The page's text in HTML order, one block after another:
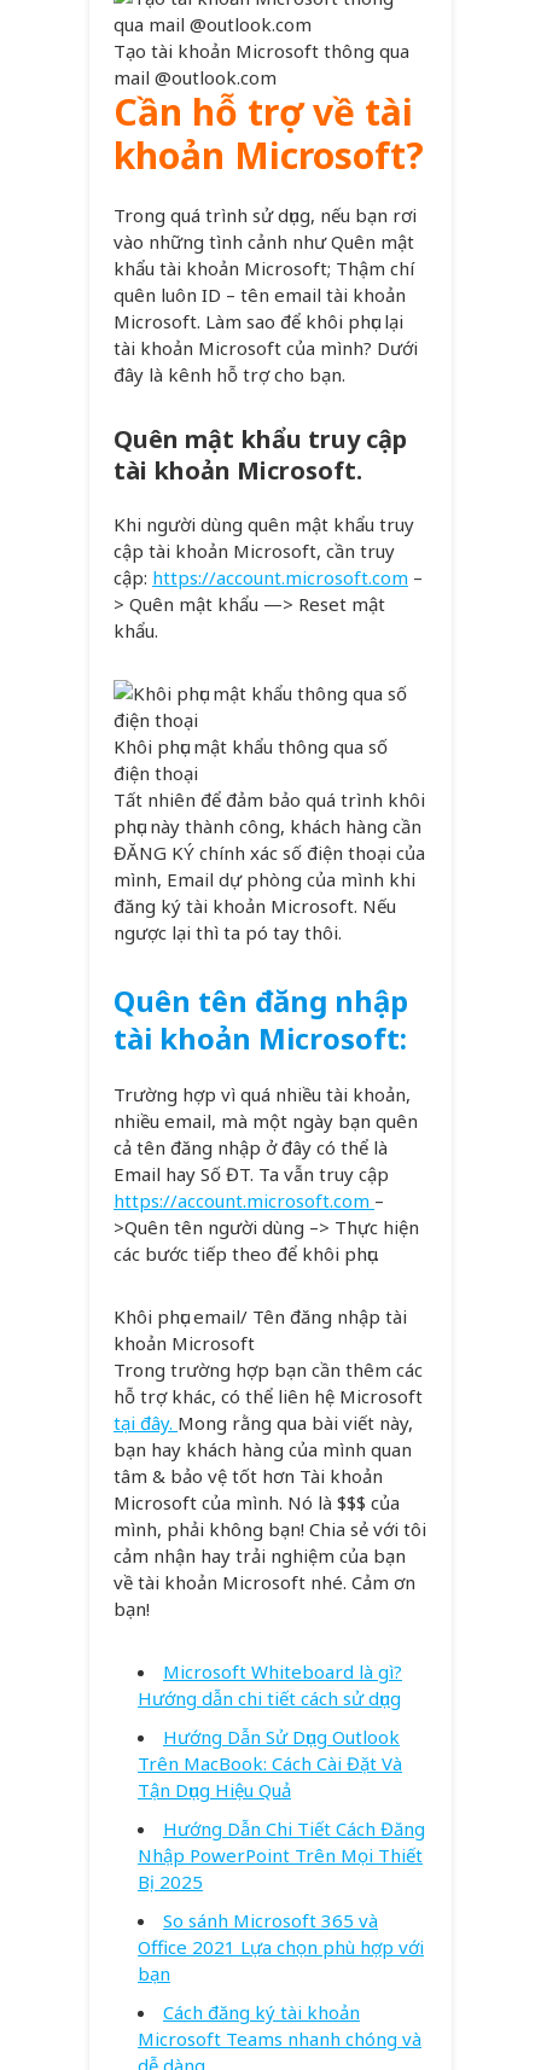
Tạo tài khoản Microsoft thông qua
mail @outlook.com
Cần hỗ trợ về tài
khoản Microsoft?
Trong quá trình sử dụng, nếu bạn rơi
vào những tình cảnh như Quên mật
khẩu tài khoản Microsoft; Thậm chí
quên luôn ID – tên email tài khoản
Microsoft. Làm sao để khôi phục lại
tài khoản Microsoft của mình? Dưới
đây là kênh hỗ trợ cho bạn.
Quên mật khẩu truy cập
tài khoản Microsoft.
Khi người dùng quên mật khẩu truy
cập tài khoản Microsoft, cần truy
cập: https://account.microsoft.com –
> Quên mật khẩu —> Reset mật
khẩu.
Khôi phục mật khẩu thông qua số
điện thoại
Tất nhiên để đảm bảo quá trình khôi
phục này thành công, khách hàng cần
ĐĂNG KÝ chính xác số điện thoại của
mình, Email dự phòng của mình khi
đăng ký tài khoản Microsoft. Nếu
ngược lại thì ta pó tay thôi.
Quên tên đăng nhập
tài khoản Microsoft:
Trường hợp vì quá nhiều tài khoản,
nhiều email, mà một ngày bạn quên
cả tên đăng nhập ở đây có thể là
Email hay Số ĐT. Ta vẫn truy cập
https://account.microsoft.com –
>Quên tên người dùng –> Thực hiện
các bước tiếp theo để khôi phục.
Khôi phục email/ Tên đăng nhập tài
khoản Microsoft
Trong trường hợp bạn cần thêm các
hỗ trợ khác, có thể liên hệ Microsoft
tại đây. Mong rằng qua bài viết này,
bạn hay khách hàng của mình quan
tâm & bảo vệ tốt hơn Tài khoản
Microsoft của mình. Nó là $$$ của
mình, phải không bạn! Chia sẻ với tôi
cảm nhận hay trải nghiệm của bạn
về tài khoản Microsoft nhé. Cảm ơn
bạn!
Microsoft Whiteboard là gì?
Hướng dẫn chi tiết cách sử dụng
Hướng Dẫn Sử Dụng Outlook
Trên MacBook: Cách Cài Đặt Và
Tận Dụng Hiệu Quả
Hướng Dẫn Chi Tiết Cách Đăng
Nhập PowerPoint Trên Mọi Thiết
Bị 2025
So sánh Microsoft 365 và
Office 2021 Lựa chọn phù hợp với
bạn
Cách đăng ký tài khoản
Microsoft Teams nhanh chóng và